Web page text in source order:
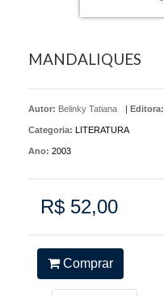
MANDALIQUES
Autor: Belinky Tatiana Editora:
Categoria: LITERATURA
Ano: 2003
R$ 52,00
Comprar